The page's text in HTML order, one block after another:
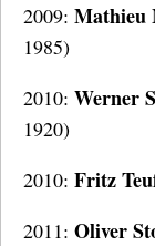
2009: Mathieu
1985)
2010: Werner
1920)
2010: Fritz
2011: Oliver